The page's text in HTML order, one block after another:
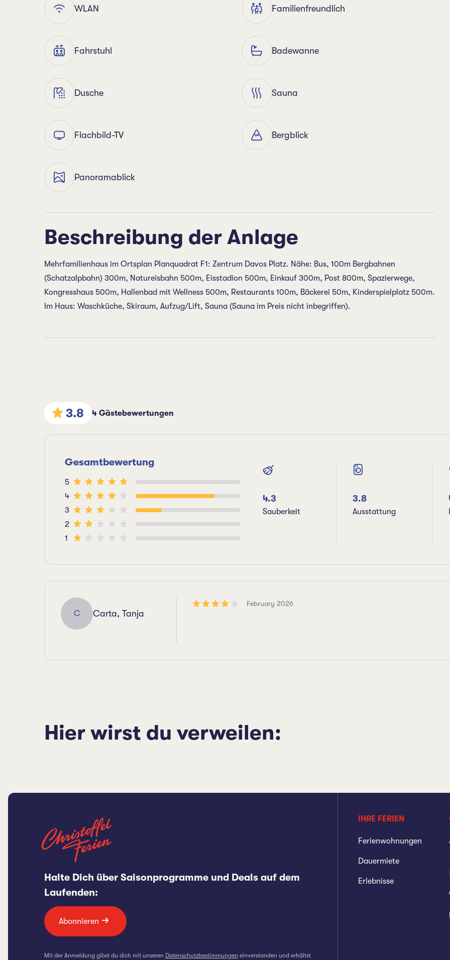
WLAN Familienfreundlich
Fahrstuhl Badewanne
Dusche Sauna
Flachbild-TV Bergblick
Panoramablick
Beschreibung der Anlage
Mehrfamilienhaus im Ortsplan Planquadrat F1: Zentrum Davos Platz. Nähe: Bus, 100m Bergbahnen
(Schatzalpbahn) 300m, Natureisbahn 500m, Eisstadion 500m, Einkauf 300m, Post 800m, Spazierwege,
Kongresshaus 500m, Hallenbad mit Wellness 500m, Restaurants 100m, Bäckerei 50m, Kinderspielplatz 500m.
Im Haus: Waschküche, Skiraum, Aufzug/Lift, Sauna (Sauna im Preis nicht inbegriffen).
3.8 4 Gästebewertungen
Gesamtbewertung
5
4
3
2
1
4.3
Sauberkeit
3.8
Ausstattung
C Carta, Tanja
February 2026
Hier wirst du verweilen:
Halte Dich über Saisonprogramme und Deals auf dem
Laufenden:
Abonnieren
Mit der Anmeldung gibst du dich mit unseren Datenschutzbestimmungen einverstanden und erhältst
IHRE FERIEN
Ferienwohnungen
Dauermiete
Erlebnisse